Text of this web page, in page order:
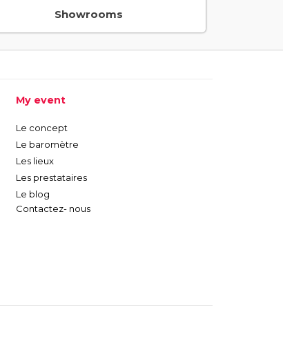
Showrooms
My event
Le concept
Le baromètre
Les lieux
Les prestataires
Le blog
Contactez- nous